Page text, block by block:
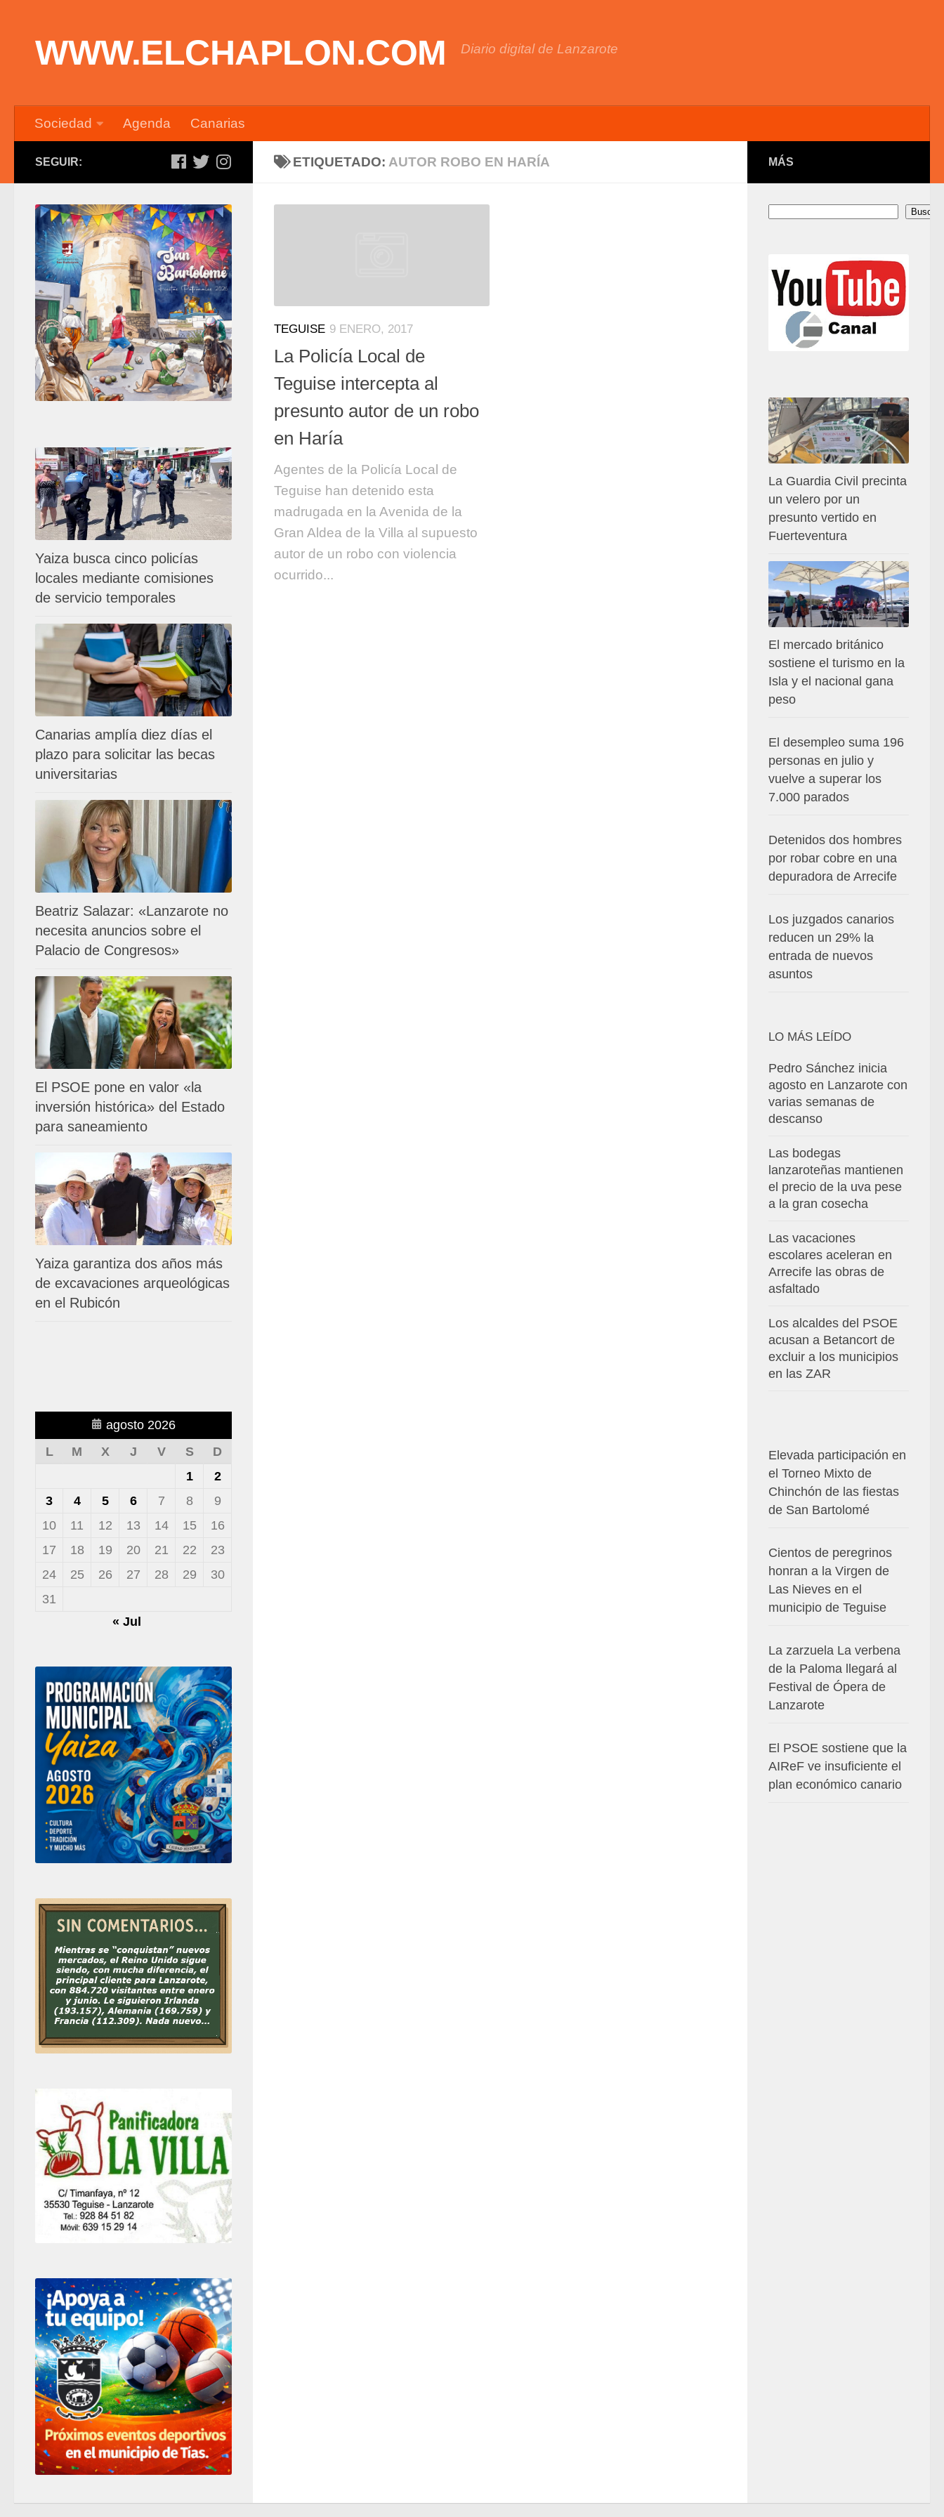
WWW.ELCHAPLON.COM Diario digital de Lanzarote
Sociedad Agenda Canarias
ETIQUETADO: AUTOR ROBO EN HARÍA
TEGUISE 9 ENERO, 2017
La Policía Local de
Teguise intercepta al
presunto autor de un robo
en Haría
Agentes de la Policía Local de
Teguise han detenido esta
madrugada en la Avenida de la
Gran Aldea de la Villa al supuesto
autor de un robo con violencia
ocurrido...
SEGUIR:
Yaiza busca cinco policías
locales mediante comisiones
de servicio temporales
Canarias amplía diez días el
plazo para solicitar las becas
universitarias
Beatriz Salazar: «Lanzarote no
necesita anuncios sobre el
Palacio de Congresos»
El PSOE pone en valor «la
inversión histórica» del Estado
para saneamiento
Yaiza garantiza dos años más
de excavaciones arqueológicas
en el Rubicón
agosto 2026
L
M X J V S
D
1
2
3
4 5 6 7 8
9
10
11 12 13 14 15
16
17
18 19 20 21 22
23
24
25 26 27 28 29
30
31
« Jul
MÁS
Buscar
La Guardia Civil precinta
un velero por un
presunto vertido en
Fuerteventura
El mercado británico
sostiene el turismo en la
Isla y el nacional gana
peso
El desempleo suma 196
personas en julio y
vuelve a superar los
7.000 parados
Detenidos dos hombres
por robar cobre en una
depuradora de Arrecife
Los juzgados canarios
reducen un 29% la
entrada de nuevos
asuntos
LO MÁS LEÍDO
Pedro Sánchez inicia
agosto en Lanzarote con
varias semanas de
descanso
Las bodegas
lanzaroteñas mantienen
el precio de la uva pese
a la gran cosecha
Las vacaciones
escolares aceleran en
Arrecife las obras de
asfaltado
Los alcaldes del PSOE
acusan a Betancort de
excluir a los municipios
en las ZAR
Elevada participación en
el Torneo Mixto de
Chinchón de las fiestas
de San Bartolomé
Cientos de peregrinos
honran a la Virgen de
Las Nieves en el
municipio de Teguise
La zarzuela La verbena
de la Paloma llegará al
Festival de Ópera de
Lanzarote
El PSOE sostiene que la
AIReF ve insuficiente el
plan económico canario